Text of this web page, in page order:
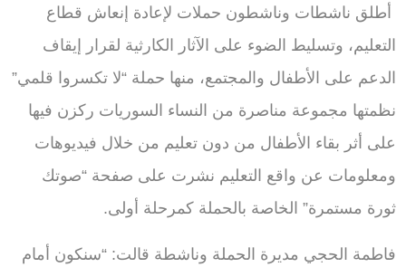
أطلق ناشطات وناشطون حملات لإعادة إنعاش قطاع
التعليم، وتسليط الضوء على الآثار الكارثية لقرار إيقاف
الدعم على الأطفال والمجتمع، منها حملة “لا تكسروا قلمي”
نظمتها مجموعة مناصرة من النساء السوريات ركزن فيها
على أثر بقاء الأطفال من دون تعليم من خلال فيديوهات
ومعلومات عن واقع التعليم نشرت على صفحة “صوتك
ثورة مستمرة” الخاصة بالحملة كمرحلة أولى.
فاطمة الحجي مديرة الحملة وناشطة قالت: “سنكون أمام